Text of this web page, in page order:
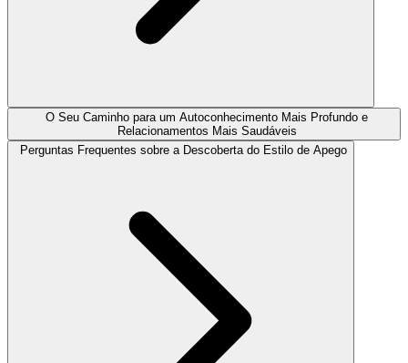
O Seu Caminho para um Autoconhecimento Mais Profundo e
Relacionamentos Mais Saudáveis
Perguntas Frequentes sobre a Descoberta do Estilo de Apego